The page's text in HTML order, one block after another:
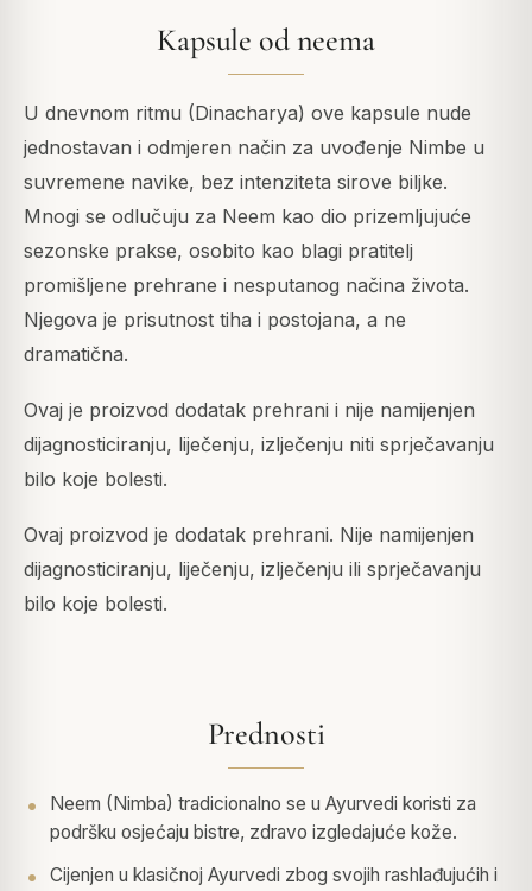
Kapsule od neema
U dnevnom ritmu (Dinacharya) ove kapsule nude
jednostavan i odmjeren način za uvođenje Nimbe u
suvremene navike, bez intenziteta sirove biljke.
Mnogi se odlučuju za Neem kao dio prizemljujuće
sezonske prakse, osobito kao blagi pratitelj
promišljene prehrane i nesputanog načina života.
Njegova je prisutnost tiha i postojana, a ne
dramatična.
Ovaj je proizvod dodatak prehrani i nije namijenjen
dijagnosticiranju, liječenju, izlječenju niti sprječavanju
bilo koje bolesti.
Ovaj proizvod je dodatak prehrani. Nije namijenjen
dijagnosticiranju, liječenju, izlječenju ili sprječavanju
bilo koje bolesti.
Prednosti
Neem (Nimba) tradicionalno se u Ayurvedi koristi za
podršku osjećaju bistre, zdravo izgledajuće kože.
Cijenjen u klasičnoj Ayurvedi zbog svojih rashlađujućih i